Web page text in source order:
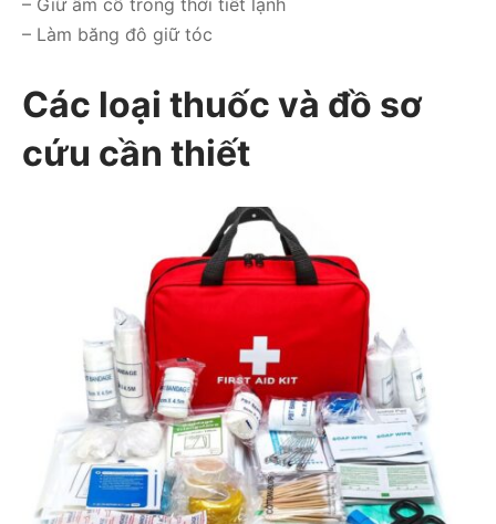
– Giữ ấm cổ trong thời tiết lạnh
– Làm băng đô giữ tóc
Các loại thuốc và đồ sơ
cứu cần thiết